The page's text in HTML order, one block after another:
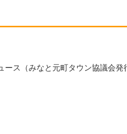
ス（みなと元町タウン協議会発